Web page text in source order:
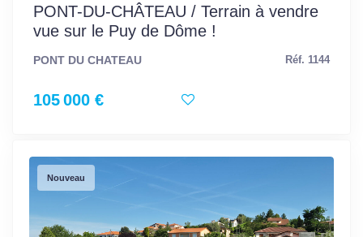
PONT-DU-CHÂTEAU / Terrain à vendre
vue sur le Puy de Dôme !
PONT DU CHATEAU Réf. 1144
105 000 €
Nouveau